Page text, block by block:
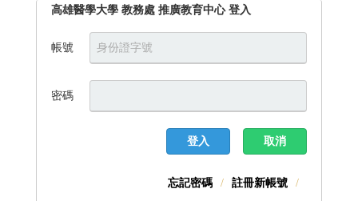
高雄醫學大學 教務處 推廣教育中心 登入
帳號
密碼
取消
登入
忘記密碼 註冊新帳號